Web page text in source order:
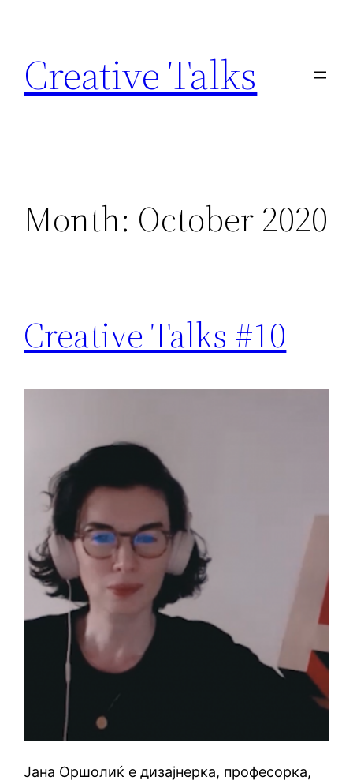
content
Creative Talks
Month: October 2020
Creative Talks #10
Јана Оршолиќ е дизајнерка, професорка,